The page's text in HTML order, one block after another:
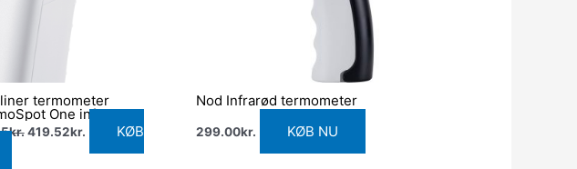
termometer
One infrarød
kr. 419.52kr.
KØB
Nod Infrarød termometer
299.00kr. KØB NU